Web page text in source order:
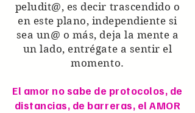
peludit@, es decir trascendido o
en este plano, independiente si
sea un@ o más, deja la mente a
un lado, entrégate a sentir el
momento.
El amor no sabe de protocolos, de
distancias, de barreras, el AMOR